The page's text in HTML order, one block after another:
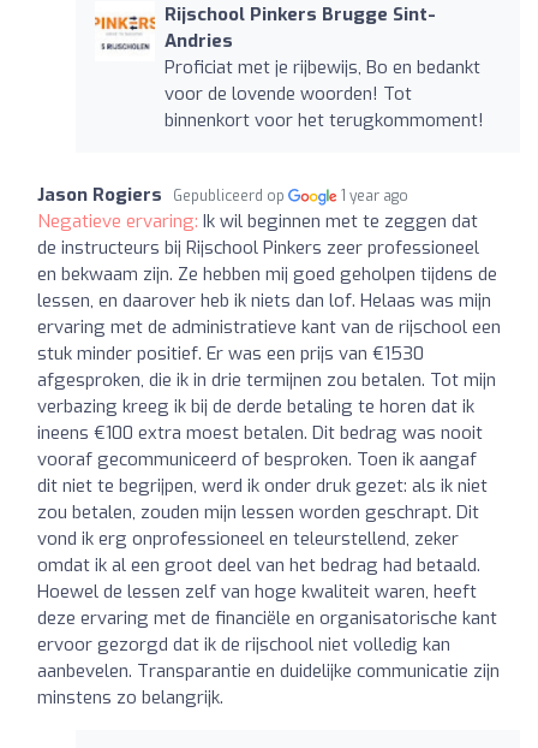
Rijschool Pinkers Brugge Sint-
Andries
Proficiat met je rijbewijs, Bo en bedankt
voor de lovende woorden! Tot
binnenkort voor het terugkommoment!
Jason Rogiers Gepubliceerd op 1 year ago
Negatieve ervaring: Ik wil beginnen met te zeggen dat
de instructeurs bij Rijschool Pinkers zeer professioneel
en bekwaam zijn. Ze hebben mij goed geholpen tijdens de
lessen, en daarover heb ik niets dan lof. Helaas was mijn
ervaring met de administratieve kant van de rijschool een
stuk minder positief. Er was een prijs van €1530
afgesproken, die ik in drie termijnen zou betalen. Tot mijn
verbazing kreeg ik bij de derde betaling te horen dat ik
ineens €100 extra moest betalen. Dit bedrag was nooit
vooraf gecommuniceerd of besproken. Toen ik aangaf
dit niet te begrijpen, werd ik onder druk gezet: als ik niet
zou betalen, zouden mijn lessen worden geschrapt. Dit
vond ik erg onprofessioneel en teleurstellend, zeker
omdat ik al een groot deel van het bedrag had betaald.
Hoewel de lessen zelf van hoge kwaliteit waren, heeft
deze ervaring met de financiële en organisatorische kant
ervoor gezorgd dat ik de rijschool niet volledig kan
aanbevelen. Transparantie en duidelijke communicatie zijn
minstens zo belangrijk.